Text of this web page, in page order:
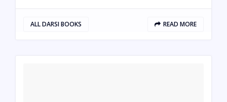
ALL DARSI BOOKS READ MORE